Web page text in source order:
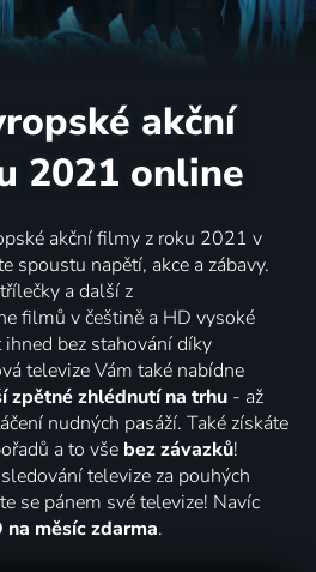
akční
2021 online
akční filmy z roku 2021 v
spoustu napětí, akce a zábavy.
a další z
filmů v češtině a HD vysoké
bez stahování díky
televize Vám také nabídne
zpětné zhlédnutí na trhu - až
nudných pasáží. Také získáte
a to vše bez závazků!
televize za pouhých
se pánem své televize! Navíc
na měsíc zdarma.